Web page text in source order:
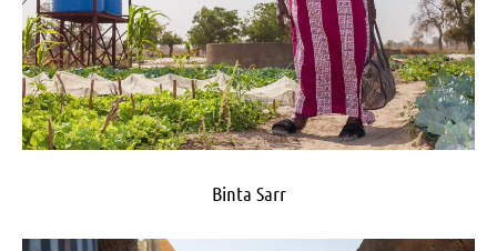
Binta Sarr